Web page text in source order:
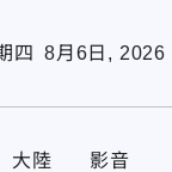
四 8月6日, 2026
大陸 影音